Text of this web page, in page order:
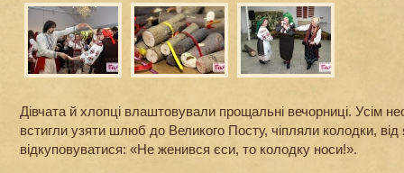
Дівчата й хлопці влаштовували прощальні вечорниці. Усім
встигли узяти шлюб до Великого Посту, чіпляли колодки,
відкуповуватися: «Не женився єси, то колодку носи!».